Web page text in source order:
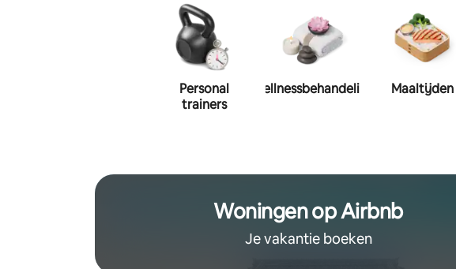
Personal
trainers
Wellnessbehandeling Maaltijden
Woningen op Airbnb
Je vakantie boeken